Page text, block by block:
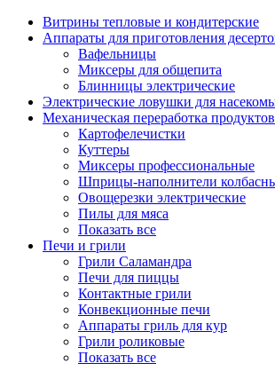
Витрины тепловые и кондитерские
Аппараты для приготовления
Вафельницы
Миксеры для общепита
Блинницы электрические
Электрические ловушки для
Механическая переработка продуктов
Картофелечистки
Куттеры
Миксеры профессиональные
Шприцы-наполнители
Овощерезки электрические
Пилы для мяса
Показать все
Печи и грили
Грили Саламандра
Печи для пиццы
Контактные грили
Конвекционные печи
Аппараты гриль для кур
Грили роликовые
Показать все